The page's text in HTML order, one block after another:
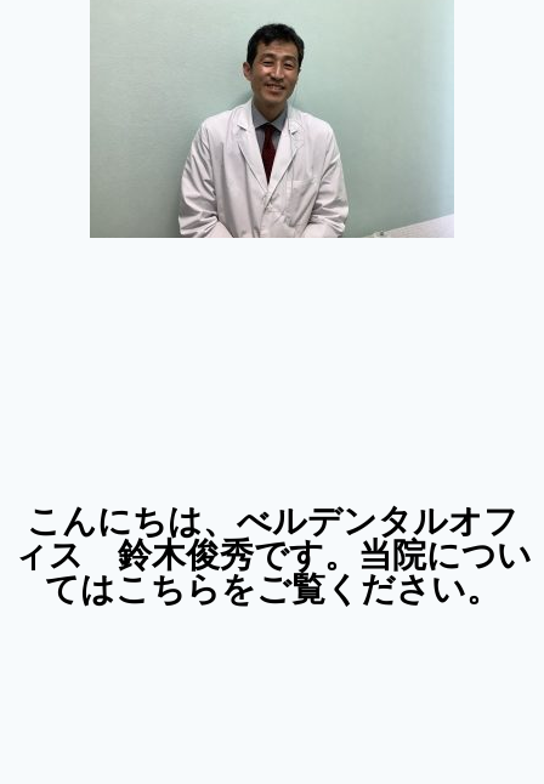
こんにちは、べルデンタルオフ
ィス 鈴木俊秀です。当院につい
てはこちらをご覧ください。